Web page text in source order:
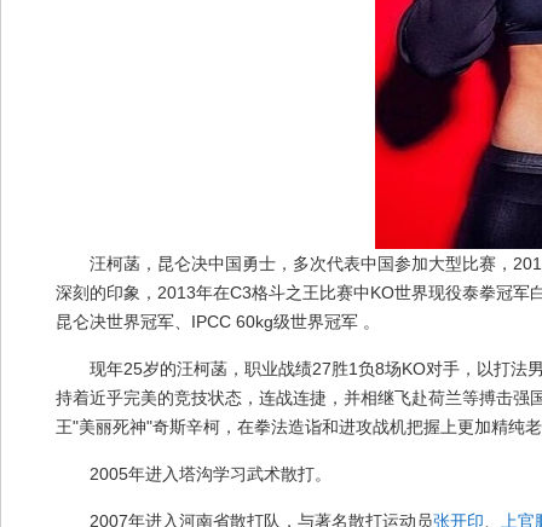
汪柯菡，昆仑决中国勇士，多次代表中国参加大型比赛，
深刻的印象，2013年在C3格斗之王比赛中KO世界现役泰拳冠
昆仑决世界冠军、IPCC 60kg级世界冠军 。
现年25岁的汪柯菡，职业战绩27胜1负8场KO对手，以打法
持着近乎完美的竞技状态，连战连捷，并相继飞赴荷兰等搏击
王"美丽死神"奇斯辛柯，在拳法造诣和进攻战机把握上更加精纯
2005年进入塔沟学习武术散打。
2007年进入河南省散打队，与著名散打运动员张开印 上